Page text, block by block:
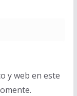
y web en este